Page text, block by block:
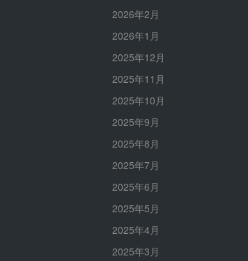
2026年2月
2026年1月
2025年12月
2025年11月
2025年10月
2025年9月
2025年8月
2025年7月
2025年6月
2025年5月
2025年4月
2025年3月